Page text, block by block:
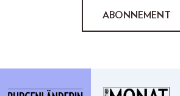
ABONNEMENT